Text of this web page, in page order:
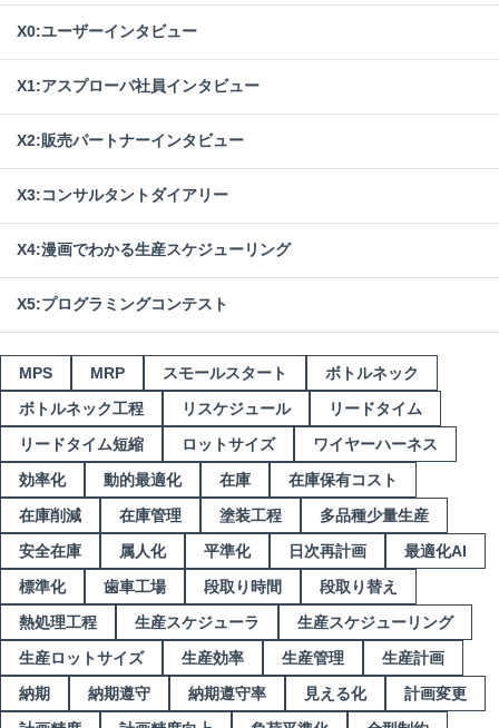
X0:ユーザーインタビュー
X1:アスプローバ社員インタビュー
X2:販売パートナーインタビュー
X3:コンサルタントダイアリー
X4:漫画でわかる生産スケジューリング
X5:プログラミングコンテスト
MPS MRP スモールスタート
ボトルネック
ボトルネック工程
リスケジュール
リードタイム
リードタイム短縮
ロットサイズ
ワイヤーハーネス
効率化
動的最適化 在庫
在庫保有コスト
在庫削減
在庫管理 塗装工程
多品種少量生産
安全在庫
属人化 平準化 日次再計画
最適化AI
標準化
歯車工場 段取り時間
段取り替え
熱処理工程
生産スケジューラ
生産スケジューリング
生産ロットサイズ
生産効率 生産管理
生産計画
納期
納期遵守 納期遵守率 見える化
計画変更